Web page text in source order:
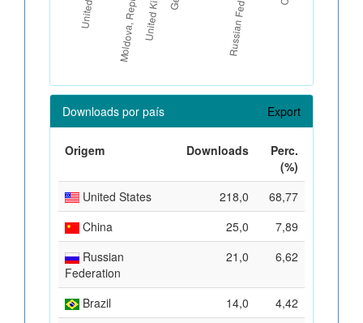
Downloads por país Export
Origem Downloads
Perc.
(%)
United States
218,0
68,77
China
25,0
7,89
Russian
Federation
21,0 6,62
Brazil 14,0
4,42